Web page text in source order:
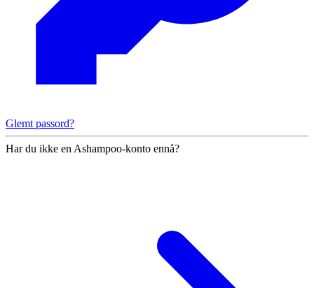
Glemt passord?
Har du ikke en Ashampoo-konto ennå?